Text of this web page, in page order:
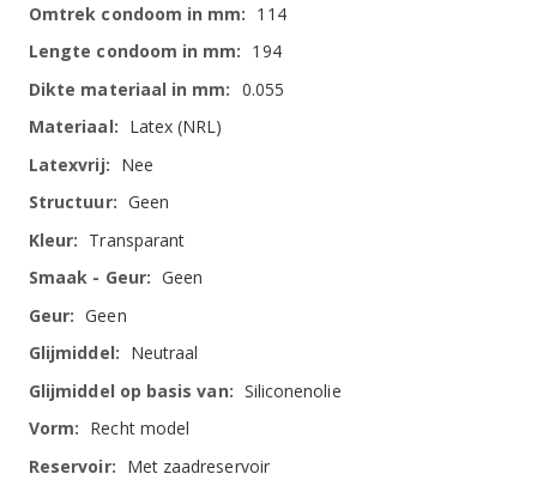
114
194
0.055
Latex (NRL)
Nee
Geen
Transparant
Geen
Geen
Neutraal
Siliconenolie
Recht model
Met zaadreservoir